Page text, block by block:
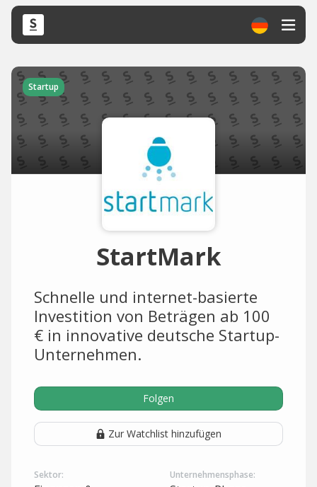
Startup
StartMark
Schnelle und internet-basierte
Investition von Beträgen ab 100
€ in innovative deutsche Startup-
Unternehmen.
Folgen
Zur Watchlist hinzufügen
Sektor: Unternehmensphase: